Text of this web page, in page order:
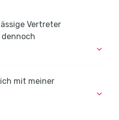
Vertreter
dennoch
mit meiner